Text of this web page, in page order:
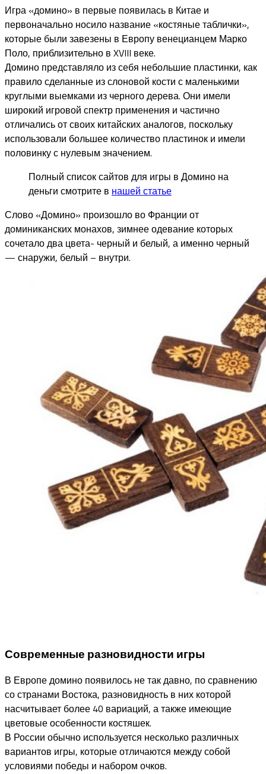
Игра «домино» в первые появилась в Китае и
первоначально носило название «костяные таблички»,
которые были завезены в Европу венецианцем Марко
Поло, приблизительно в XVIII веке.
Домино представляло из себя небольшие пластинки, как
правило сделанные из слоновой кости с маленькими
круглыми выемками из черного дерева. Они имели
широкий игровой спектр применения и частично
отличались от своих китайских аналогов, поскольку
использовали большее количество пластинок и имели
половинку с нулевым значением.
Полный список сайтов для игры в Домино на
деньги смотрите в нашей статье
Слово «Домино» произошло во Франции от
доминиканских монахов, зимнее одевание которых
сочетало два цвета- черный и белый, а именно черный
— снаружи, белый – внутри.
Современные разновидности игры
В Европе домино появилось не так давно, по сравнению
со странами Востока, разновидность в них которой
насчитывает более 40 вариаций, а также имеющие
цветовые особенности костяшек.
В России обычно используется несколько различных
вариантов игры, которые отличаются между собой
условиями победы и набором очков.